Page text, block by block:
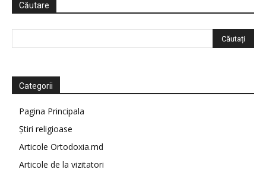
Căutare
Categorii
Pagina Principala
Știri religioase
Articole Ortodoxia.md
Articole de la vizitatori